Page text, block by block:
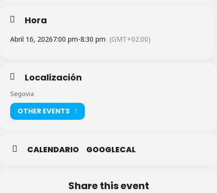
Hora
Abril 16, 20267:00 pm-8:30 pm (GMT+02:00)
Localización
Segovia
OTHER EVENTS
CALENDARIO GOOGLECAL
Share this event